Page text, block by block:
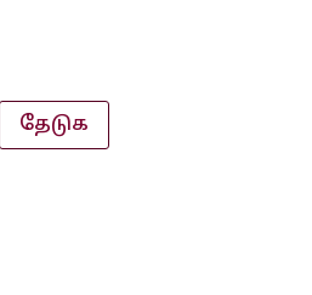
தேடுக